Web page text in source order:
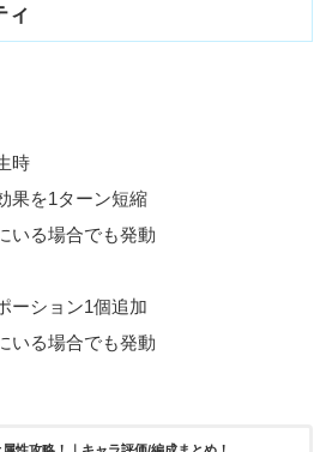
ィ
時
果を1ターン短縮
いる場合でも発動
ーション1個追加
いる場合でも発動